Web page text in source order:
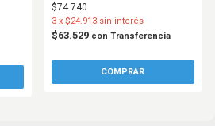
$74.740
$63.529 con Transferencia
3 x $24.913 sin interés